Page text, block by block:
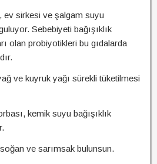
sirkesi ve şalgam suyu
Sebebiyeti bağışıklık
olan probiyotikleri bu gıdalarda
ve kuyruk yağı sürekli tüketilmesi
kemik suyu bağışıklık
ve sarımsak bulunsun.